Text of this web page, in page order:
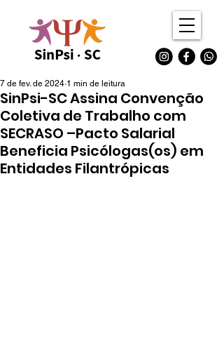
SinPsi-SC Assina Convenção
Coletiva de Trabalho com
SECRASO –Pacto Salarial
Beneficia Psicólogas(os) em
Entidades Filantrópicas
7 de fev. de 2024 1 min de leitura